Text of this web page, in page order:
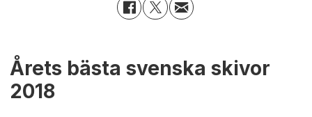
Årets bästa svenska skivor
2018